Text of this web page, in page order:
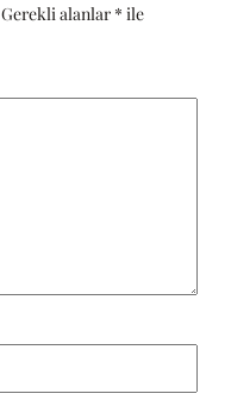
Gerekli alanlar * ile